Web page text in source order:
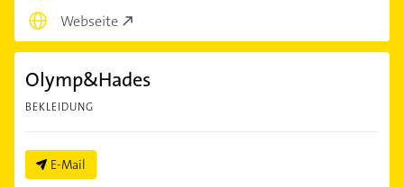
Webseite
Olymp&Hades
BEKLEIDUNG
E-Mail